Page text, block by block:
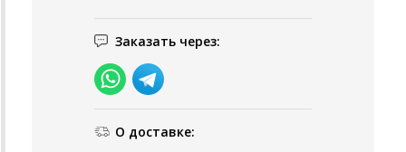
Заказать через:
О доставке: